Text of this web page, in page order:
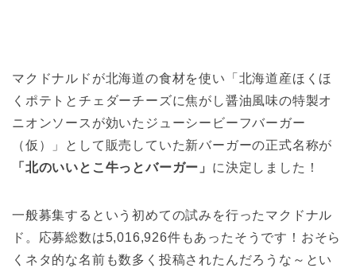
マクドナルドが北海道の食材を使い「北海道産ほくほ
くポテトとチェダーチーズに焦がし醤油風味の特製オ
ニオンソースが効いたジューシービーフバーガー
（仮）」として販売していた新バーガーの正式名称が
「北のいいとこ牛っとバーガー」 に決定しました！
一般募集するという初めての試みを行ったマクドナル
ド。応募総数は5,016,926件もあったそうです！おそら
くネタ的な名前も数多く投稿されたんだろうな～とい